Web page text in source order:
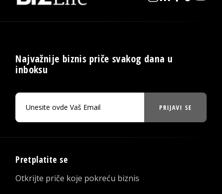
Najvažnije biznis priče svakog dana u
inboksu
PRIJAVI SE
Pretplatite se
Otkrijte priče koje pokreću biznis